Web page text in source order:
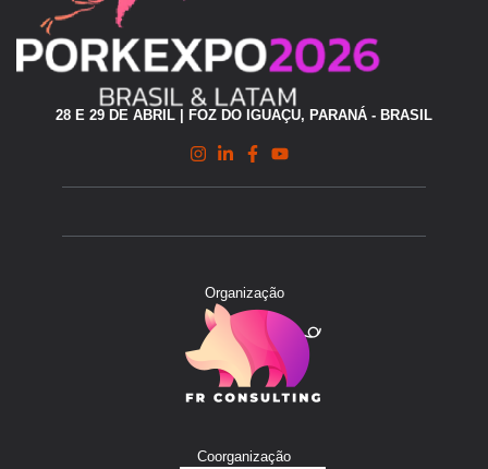
28 E 29 DE ABRIL | FOZ DO IGUAÇU, PARANÁ - BRASIL
Organização
Coorganização